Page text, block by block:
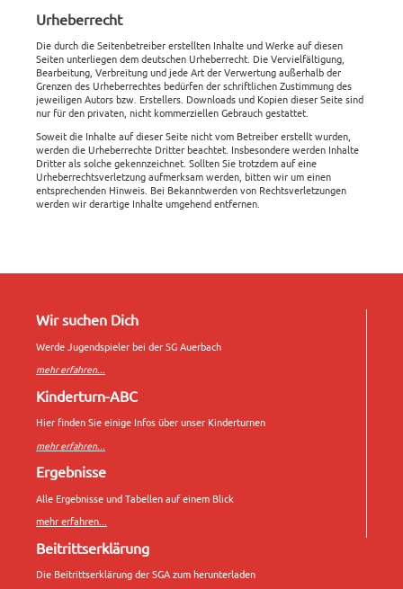
Urheberrecht
Die durch die Seitenbetreiber erstellten Inhalte und Werke auf diesen
Seiten unterliegen dem deutschen Urheberrecht. Die Vervielfältigung,
Bearbeitung, Verbreitung und jede Art der Verwertung außerhalb der
Grenzen des Urheberrechtes bedürfen der schriftlichen Zustimmung des
jeweiligen Autors bzw. Erstellers. Downloads und Kopien dieser Seite sind
nur für den privaten, nicht kommerziellen Gebrauch gestattet.
Soweit die Inhalte auf dieser Seite nicht vom Betreiber erstellt wurden,
werden die Urheberrechte Dritter beachtet. Insbesondere werden Inhalte
Dritter als solche gekennzeichnet. Sollten Sie trotzdem auf eine
Urheberrechtsverletzung aufmerksam werden, bitten wir um einen
entsprechenden Hinweis. Bei Bekanntwerden von Rechtsverletzungen
werden wir derartige Inhalte umgehend entfernen.
Wir suchen Dich
Werde Jugendspieler bei der SG Auerbach
mehr erfahren...
Kinderturn-ABC
Hier finden Sie einige Infos über unser Kinderturnen
mehr erfahren...
Ergebnisse
Alle Ergebnisse und Tabellen auf einem Blick
mehr erfahren...
Beitrittserklärung
Die Beitrittserklärung der SGA zum herunterladen